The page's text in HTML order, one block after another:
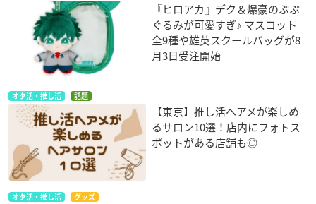
『ヒロアカ』デク＆爆豪のぷぷ
ぐるみが可愛すぎ♪ マスコット
全9種や雄英スクールバッグが8
月3日受注開始
オタ活・推し活 話題
【東京】推し活ヘアメが楽しめ
るサロン10選！店内にフォトス
ポットがある店舗も◎
オタ活・推し活 グッズ